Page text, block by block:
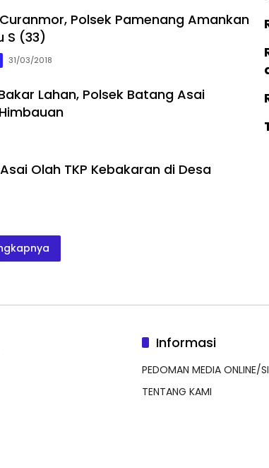
Polsek Pamenang Amankan
S (33)
31/03/2018
Lahan, Polsek Batang Asai
Olah TKP Kebakaran di Desa
Informasi
PEDOMAN MEDIA ONLINE/
TENTANG KAMI